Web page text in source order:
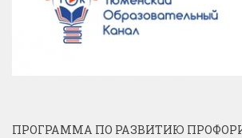
ПРОГРАММА ПО РАЗВИТИЮ